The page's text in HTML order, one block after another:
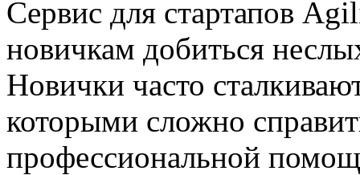
Сервис для стартапов
новичкам добиться
Новички часто
которыми сложно
профессиональной